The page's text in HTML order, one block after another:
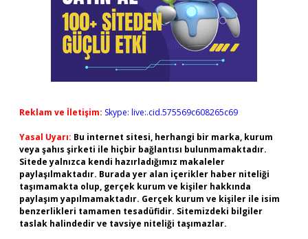
Reklam ve İletişim: Skype: live:.cid.575569c608265c69
Yasal Uyarı: Bu internet sitesi, herhangi bir marka, kurum
veya şahıs şirketi ile hiçbir bağlantısı bulunmamaktadır.
Sitede yalnızca kendi hazırladığımız makaleler
paylaşılmaktadır. Burada yer alan içerikler haber niteliği
taşımamakta olup, gerçek kurum ve kişiler hakkında
paylaşım yapılmamaktadır. Gerçek kurum ve kişiler ile isim
benzerlikleri tamamen tesadüfidir. Sitemizdeki bilgiler
taslak halindedir ve tavsiye niteliği taşımazlar.